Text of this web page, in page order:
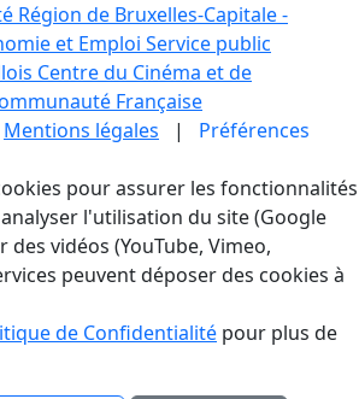
Région de Bruxelles-Capitale -
et Emploi Service public
Centre du Cinéma et de
Française
Mentions légales | Préférences
pour assurer les fonctionnalités
l'utilisation du site (Google
vidéos (YouTube, Vimeo,
peuvent déposer des cookies à
de Confidentialité pour plus de